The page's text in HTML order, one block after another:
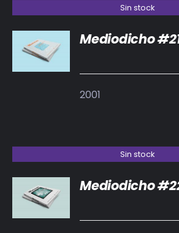
Sin stock
DETALLES
Mediodicho
2001
Sin stock
DETALLES
Mediodicho